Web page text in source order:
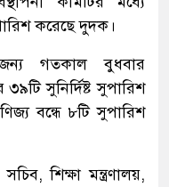
করেছে দুদক।
জন্য গতকাল বুধবার
সুনির্দিষ্ট সুপারিশ
বন্ধে ৮টি সুপারিশ
শিক্ষা মন্ত্রণালয়,